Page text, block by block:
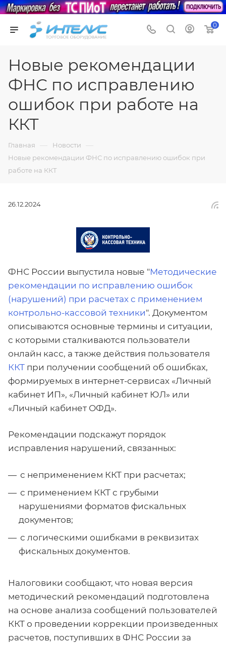
0
Новые рекомендации
ФНС по исправлению
ошибок при работе на
ККТ
Главная — Новости —
Новые рекомендации ФНС по исправлению ошибок при
работе на ККТ
26.12.2024
ФНС России выпустила новые "Методические
рекомендации по исправлению ошибок
(нарушений) при расчетах с применением
контрольно-кассовой техники". Документом
описываются основные термины и ситуации,
с которыми сталкиваются пользователи
онлайн касс, а также действия пользователя
ККТ при получении сообщений об ошибках,
формируемых в интернет-сервисах «Личный
кабинет ИП», «Личный кабинет ЮЛ» или
«Личный кабинет ОФД».
Рекомендации подскажут порядок
исправления нарушений, связанных:
с неприменением ККТ при расчетах;
с применением ККТ с грубыми
нарушениями форматов фискальных
документов;
с логическими ошибками в реквизитах
фискальных документов.
Налоговики сообщают, что новая версия
методический рекомендаций подготовлена
на основе анализа сообщений пользователей
ККТ о проведении коррекции произведенных
расчетов, поступивших в ФНС России за